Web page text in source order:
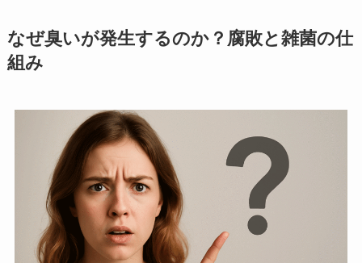
なぜ臭いが発生するのか？腐敗と雑菌の仕
組み